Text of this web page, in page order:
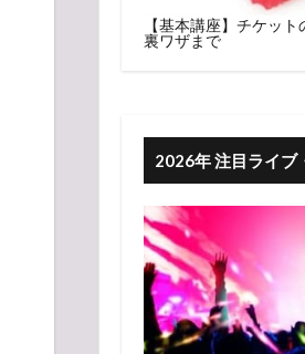
8月 11 1:19午前 PDT
【基本講座】チケッ
裏ワザまで
2026年 注目ライブ